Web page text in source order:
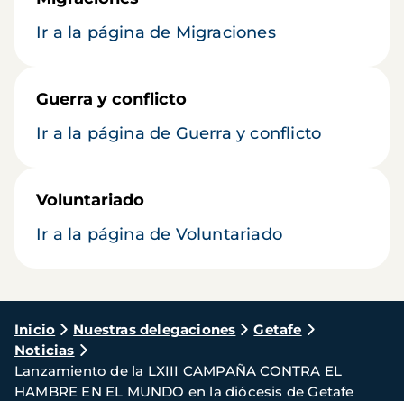
Ir a la página de Migraciones
Guerra y conflicto
Ir a la página de Guerra y conflicto
Voluntariado
Ir a la página de Voluntariado
Ruta
de
navegación
Inicio Nuestras delegaciones
Getafe
Noticias
Lanzamiento de la LXIII CAMPAÑA CONTRA EL
HAMBRE EN EL MUNDO en la diócesis de Getafe